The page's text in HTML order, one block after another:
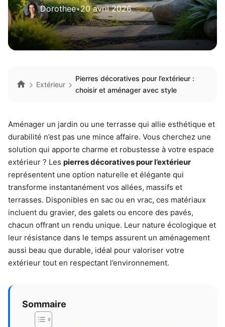
Dorothee•20 avril 2026
Extérieur
Pierres décoratives pour l’extérieur :
choisir et aménager avec style
Aménager un jardin ou une terrasse qui allie esthétique et
durabilité n’est pas une mince affaire. Vous cherchez une
solution qui apporte charme et robustesse à votre espace
extérieur ? Les pierres décoratives pour l’extérieur
représentent une option naturelle et élégante qui
transforme instantanément vos allées, massifs et
terrasses. Disponibles en sac ou en vrac, ces matériaux
incluent du gravier, des galets ou encore des pavés,
chacun offrant un rendu unique. Leur nature écologique et
leur résistance dans le temps assurent un aménagement
aussi beau que durable, idéal pour valoriser votre
extérieur tout en respectant l’environnement.
Sommaire